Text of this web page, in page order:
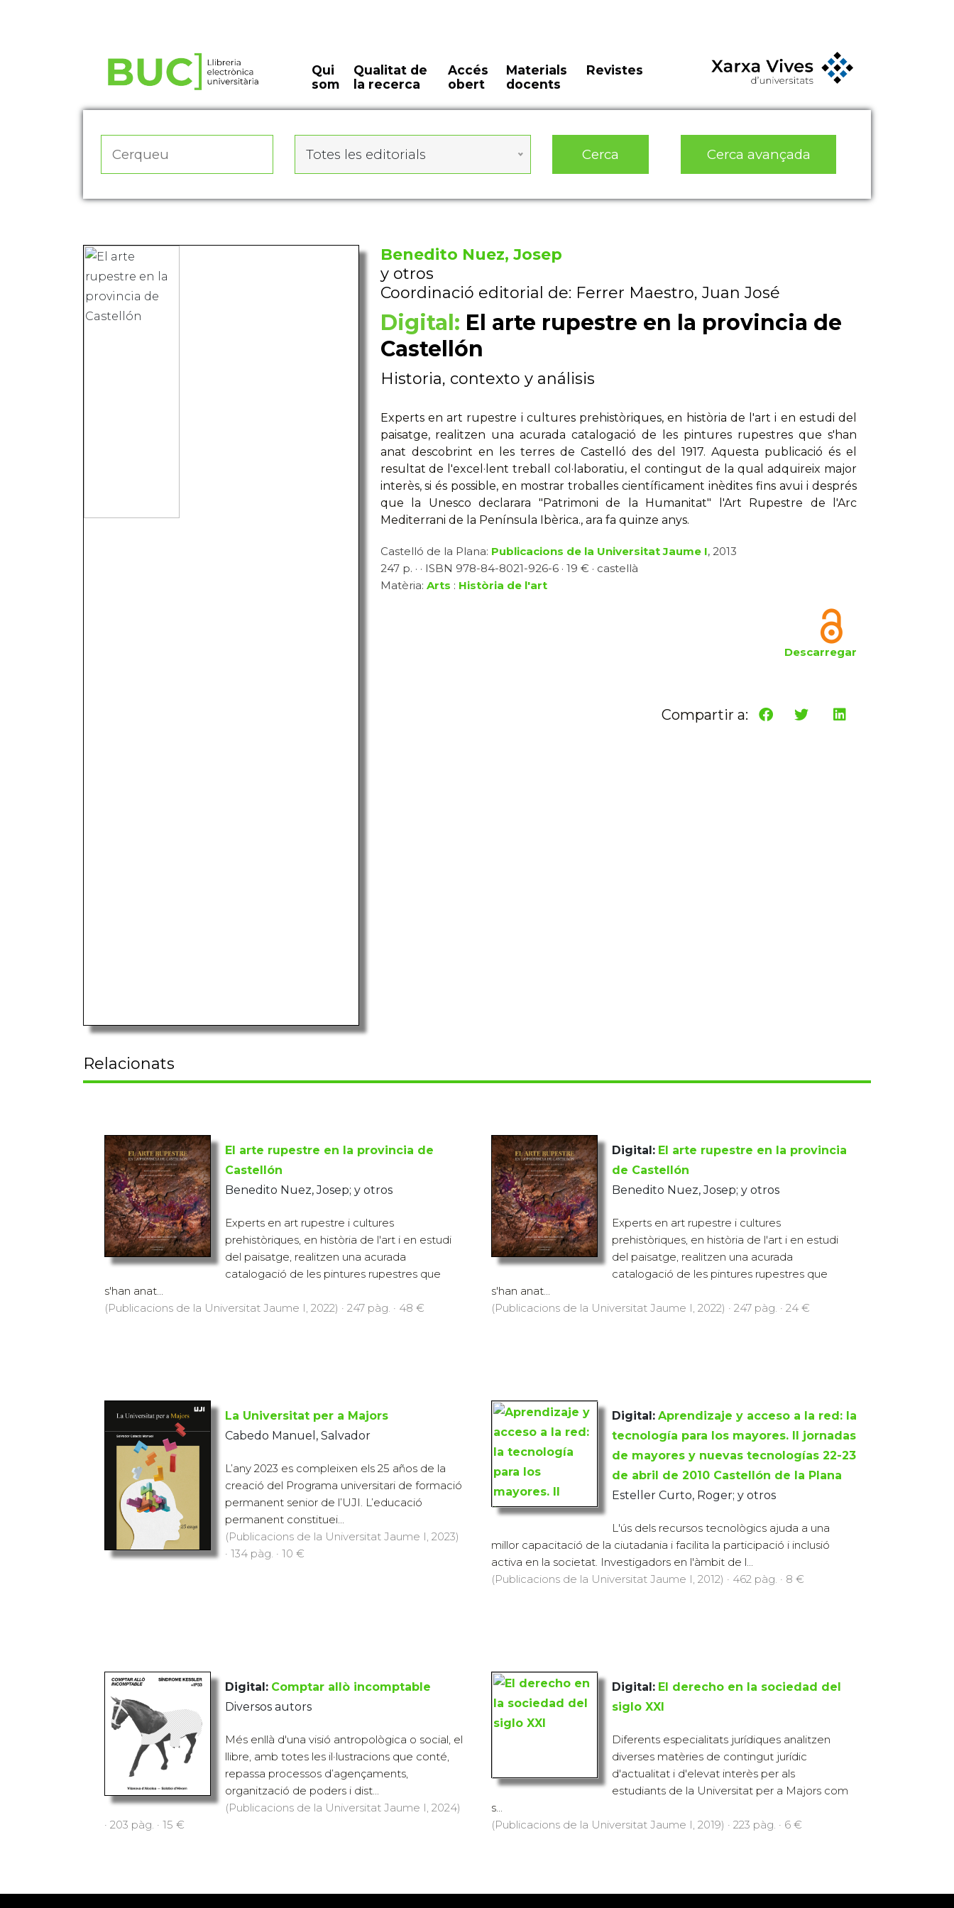
Qui
som
Qualitat de
la recerca
Accés
obert
Materials
docents
Revistes
Totes les editorials Cerca Cerca avançada
Benedito Nuez, Josep
y otros
Coordinació editorial de: Ferrer Maestro, Juan José
Digital: El arte rupestre en la provincia de
Castellón
Historia, contexto y análisis
Experts en art rupestre i cultures prehistòriques, en història de l'art i en estudi del
paisatge, realitzen una acurada catalogació de les pintures rupestres que s'han
anat descobrint en les terres de Castelló des del 1917. Aquesta publicació és el
resultat de l'excel·lent treball col·laboratiu, el contingut de la qual adquireix major
interès, si és possible, en mostrar troballes científicament inèdites fins avui i després
que la Unesco declarara "Patrimoni de la Humanitat" l'Art Rupestre de l'Arc
Mediterrani de la Península Ibèrica., ara fa quinze anys.
Castelló de la Plana: Publicacions de la Universitat Jaume I, 2013
247 p. · · ISBN 978-84-8021-926-6 · 19 € · castellà
Matèria: Arts : Història de l'art
Descarregar
Compartir a:
Relacionats
El arte rupestre en la provincia de
Castellón
Benedito Nuez, Josep; y otros
Experts en art rupestre i cultures
prehistòriques, en història de l'art i en estudi
del paisatge, realitzen una acurada
catalogació de les pintures rupestres que
s'han anat...
(Publicacions de la Universitat Jaume I, 2022) · 247 pàg. · 48 €
Digital: El arte rupestre en la provincia
de Castellón
Benedito Nuez, Josep; y otros
Experts en art rupestre i cultures
prehistòriques, en història de l'art i en estudi
del paisatge, realitzen una acurada
catalogació de les pintures rupestres que
s'han anat...
(Publicacions de la Universitat Jaume I, 2022) · 247 pàg. · 24 €
La Universitat per a Majors
Cabedo Manuel, Salvador
L’any 2023 es compleixen els 25 años de la
creació del Programa universitari de formació
permanent senior de l’UJI. L’educació
permanent constituei...
(Publicacions de la Universitat Jaume I, 2023)
· 134 pàg. · 10 €
Digital: Aprendizaje y acceso a la red: la
tecnología para los mayores. II jornadas
de mayores y nuevas tecnologías 22-23
de abril de 2010 Castellón de la Plana
Esteller Curto, Roger; y otros
L'ús dels recursos tecnològics ajuda a una
millor capacitació de la ciutadania i facilita la participació i inclusió
activa en la societat. Investigadors en l'àmbit de l...
(Publicacions de la Universitat Jaume I, 2012) · 462 pàg. · 8 €
Digital: Comptar allò incomptable
Diversos autors
Més enllà d'una visió antropològica o social, el
llibre, amb totes les il·lustracions que conté,
repassa processos d’agençaments,
organització de poders i dist...
(Publicacions de la Universitat Jaume I, 2024)
· 203 pàg. · 15 €
Digital: El derecho en la sociedad del
siglo XXI
Diferents especialitats jurídiques analitzen
diverses matèries de contingut jurídic
d'actualitat i d'elevat interès per als
estudiants de la Universitat per a Majors com
s...
(Publicacions de la Universitat Jaume I, 2019) · 223 pàg. · 6 €